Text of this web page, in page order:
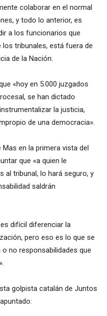
colaborar en el normal
y todo lo anterior, es
a los funcionarios que
tribunales, está fuera de
de la Nación.
«hoy en 5.000 juzgados
se han dictado
la justicia,
de una democracia».
en la primera vista del
que «a quien le
al tribunal, lo hará seguro, y
saldrán
difícil diferenciar la
pero eso es lo que se
no responsabilidades que
golpista catalán de Juntos